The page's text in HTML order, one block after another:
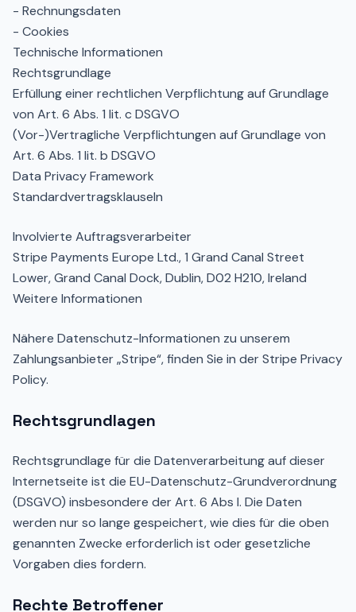
- Rechnungsdaten
- Cookies
Technische Informationen
Rechtsgrundlage
Erfüllung einer rechtlichen Verpflichtung auf Grundlage
von Art. 6 Abs. 1 lit. c DSGVO
(Vor-)Vertragliche Verpflichtungen auf Grundlage von
Art. 6 Abs. 1 lit. b DSGVO
Data Privacy Framework
Standardvertragsklauseln
Involvierte Auftragsverarbeiter
Stripe Payments Europe Ltd., 1 Grand Canal Street
Lower, Grand Canal Dock, Dublin, D02 H210, Ireland
Weitere Informationen
Nähere Datenschutz-Informationen zu unserem
Zahlungsanbieter „Stripe“, finden Sie in der Stripe Privacy
Policy.
Rechtsgrundlagen
Rechtsgrundlage für die Datenverarbeitung auf dieser
Internetseite ist die EU-Datenschutz-Grundverordnung
(DSGVO) insbesondere der Art. 6 Abs I. Die Daten
werden nur so lange gespeichert, wie dies für die oben
genannten Zwecke erforderlich ist oder gesetzliche
Vorgaben dies fordern.
Rechte Betroffener